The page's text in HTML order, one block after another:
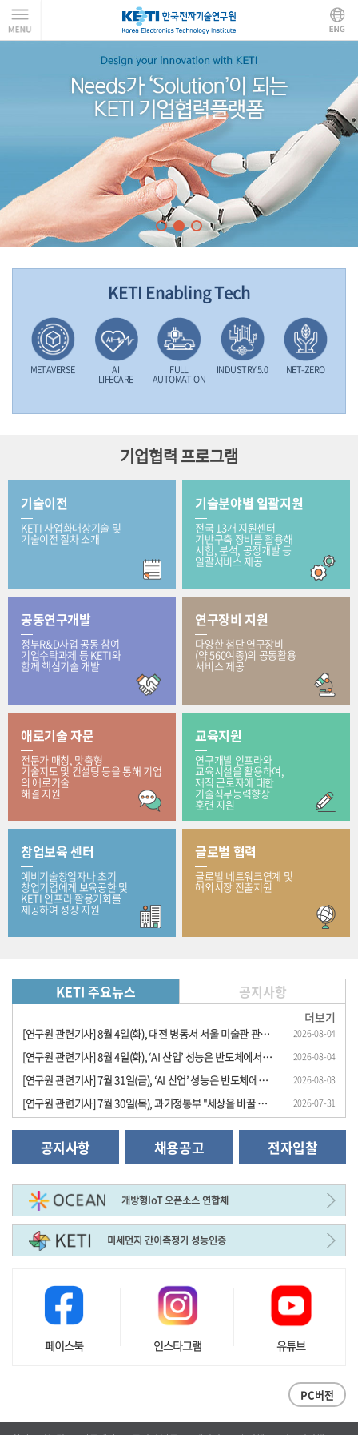
KETI Enabling Tech
METAVERSE AI
LIFECARE
FULL
AUTOMATION
INDUSTRY 5.0 NET-ZERO
기업협력 프로그램
기술이전
KETI 사업화대상기술 및
기술이전 절차 소개
기술분야별 일괄지원
전국 13개 지원센터
기반구축 장비를 활용해
시험, 분석, 공정개발 등
일괄서비스 제공
공동연구개발
정부R&D사업 공동 참여
기업수탁과제 등 KETI와
함께 핵심기술 개발
연구장비 지원
다양한 첨단 연구장비
(약 560여종)의 공동활용
서비스 제공
애로기술 자문
전문가 매칭, 맞춤형
기술지도 및 컨설팅 등을 통해 기업
의 애로기술
해결 지원
교육지원
연구개발 인프라와
교육시설을 활용하여,
재직 근로자에 대한
기술직무능력향상
훈련 지원
창업보육 센터
예비기술창업자나 초기
창업기업에게 보육공한 및
KETI 인프라 활용기회를
제공하여 성장 지원
글로벌 협력
글로벌 네트워크연계 및
해외시장 진출지원
KETI 주요뉴스
[연구원 관련기사] 8월 4일(화), 대전 병동서 서울 미술관 관람… KETI, 로봇 이용 원격 문.. 2026-08-04
[연구원 관련기사] 8월 4일(화), ‘AI 산업’ 성능은 반도체에서, 경쟁력은 전동 시스템.. 2026-08-04
[연구원 관련기사] 7월 31일(금), ‘AI 산업’ 성능은 반도체에서, 경쟁력은 전동 시스템.. 2026-08-03
[연구원 관련기사] 7월 30일(목), 과기정통부 "세상을 바꿀 원천기술 과제 24개 선정", .. 2026-07-31
더보기
공지사항
공지사항 채용공고 전자입찰
개방형IoT 오픈소스 연합체
미세먼지 간이측정기 성능인증
페이스북 인스타그램 유튜브
PC버전